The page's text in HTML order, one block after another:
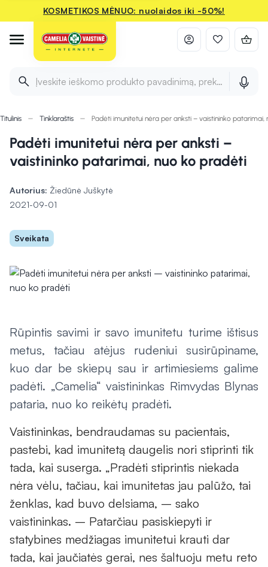
KOSMETIKOS MĖNUO: nuolaidos iki -50%!
Įveskite ieškomo produkto pavadinimą, prekės ženklą ir
Titulinis Tinklaraštis Padėti imunitetui nėra per anksti – vaistininko patarimai,
Padėti imunitetui nėra per anksti –
vaistininko patarimai, nuo ko pradėti
Autorius: Žiedūnė Juškytė
2021-09-01
Sveikata
Rūpintis savimi ir savo imunitetu turime ištisus
metus, tačiau atėjus rudeniui susirūpiname,
kuo dar be skiepų sau ir artimiesiems galime
padėti. „Camelia“ vaistininkas Rimvydas Blynas
pataria, nuo ko reikėtų pradėti.
Vaistininkas, bendraudamas su pacientais,
pastebi, kad imunitetą daugelis nori stiprinti tik
tada, kai suserga. „Pradėti stiprintis niekada
nėra vėlu, tačiau, kai imunitetas jau palūžo, tai
ženklas, kad buvo delsiama, – sako
vaistininkas. – Patarčiau pasiskiepyti ir
statybines medžiagas imunitetui krauti dar
tada, kai jaučiatės gerai, nes šaltuoju metu reto